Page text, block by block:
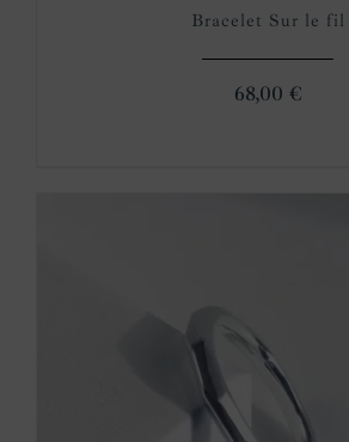
Bracelet Sur le fil
68,00 €